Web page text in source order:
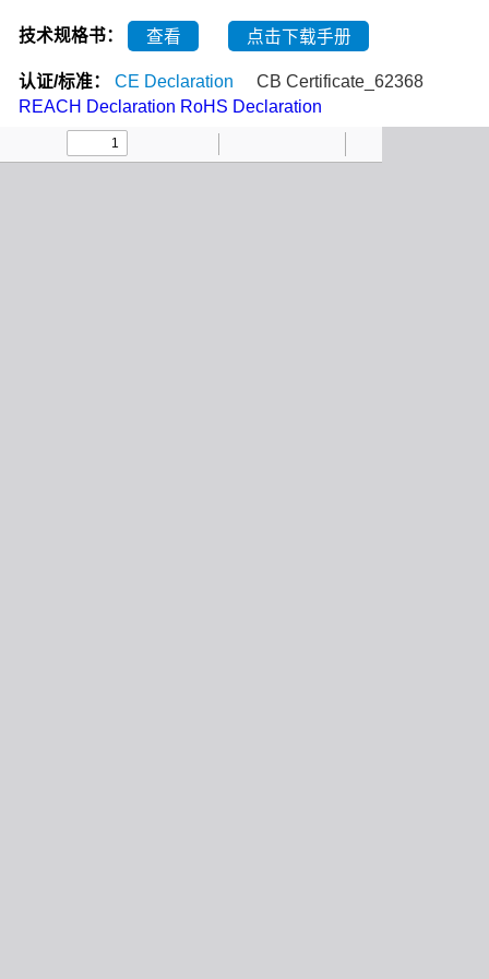
技术规格书： 查看 点击下载手册
认证/标准： CE Declaration
CB Certificate_62368
REACH Declaration RoHS Declaration